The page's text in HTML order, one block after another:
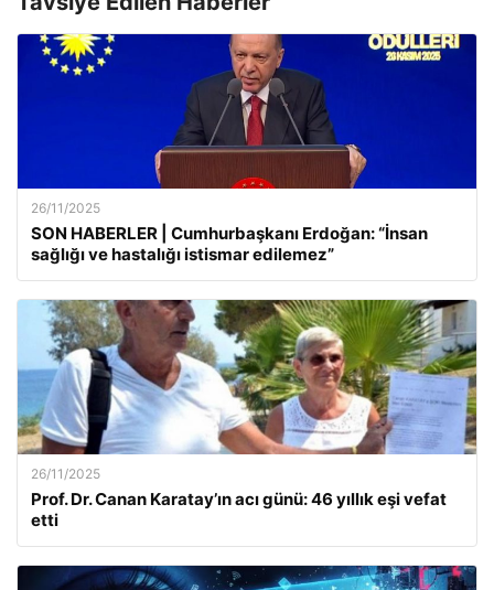
26/11/2025
SON HABERLER | Cumhurbaşkanı Erdoğan: “İnsan
sağlığı ve hastalığı istismar edilemez”
26/11/2025
Prof. Dr. Canan Karatay’ın acı günü: 46 yıllık eşi vefat
etti